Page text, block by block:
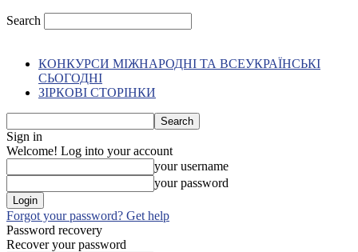
Search
КОНКУРСИ МІЖНАРОДНІ ТА ВСЕУКРАЇНСЬКІ
СЬОГОДНІ
ЗІРКОВІ СТОРІНКИ
Sign in
Welcome! Log into your account
your username
your password
Forgot your password? Get help
Password recovery
Recover your password